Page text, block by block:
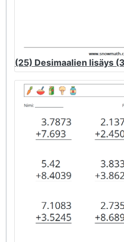
(25) Desimaalien lisäys